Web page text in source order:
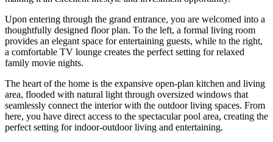
Upon entering through the grand entrance, you are welcomed into a
thoughtfully designed floor plan. To the left, a formal living room
provides an elegant space for entertaining guests, while to the right,
a comfortable TV lounge creates the perfect setting for relaxed
family movie nights.
The heart of the home is the expansive open-plan kitchen and living
area, flooded with natural light through oversized windows that
seamlessly connect the interior with the outdoor living spaces. From
here, you have direct access to the spectacular pool area, creating the
perfect setting for indoor-outdoor living and entertaining.